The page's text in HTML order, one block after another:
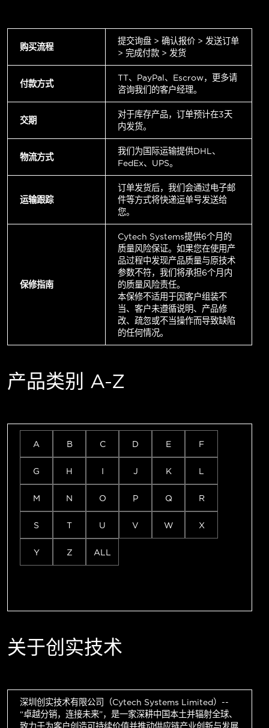
购买流程
提交询盘 > 确认报价 > 发送订单
> 完成付款 > 发货
付款方式
TT、PayPal、Escrow，更多请
咨询我们的客户经理。
交期
对于库存产品，订单预计在3天
内发货。
物流方式
我们为国际运输提供DHL、
FedEx、UPS。
运输跟踪
订单发货后，我们会通过电子邮
件等方式将快递运单号发送给
您。
保修指南
Cytech Systems提供6个月的
质量风险保证。如果您在使用产
品过程中发现产品质量与原技术
参数不符，我们将承担6个月内
的质量风险责任。
本保修不适用于因客户组装不
当、客户未遵循说明、产品修
改、疏忽或不当操作而导致缺陷
的任何情况。
产品类别 A-Z
A B C D E F
G H I J K L
M N O P Q R
S T U V W X
Y Z ALL
关于创实技术
深圳创实技术有限公司（Cytech Systems Limited）--
“卓越分销，连接未来”，是一家深耕中国本土并辐射全球、